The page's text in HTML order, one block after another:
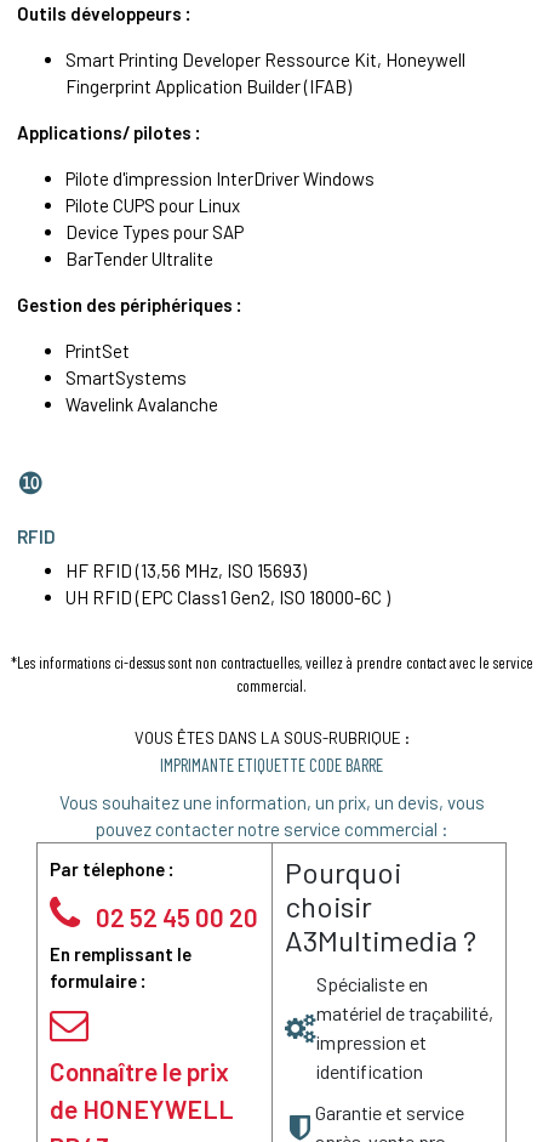
Outils développeurs :
Smart Printing Developer Ressource Kit, Honeywell
Fingerprint Application Builder (IFAB)
Applications/ pilotes :
Pilote d'impression InterDriver Windows
Pilote CUPS pour Linux
Device Types pour SAP
BarTender Ultralite
Gestion des périphériques :
PrintSet
SmartSystems
Wavelink Avalanche
❿
RFID
HF RFID (13,56 MHz, ISO 15693)
UH RFID (EPC Class1 Gen2, ISO 18000-6C )
*Les informations ci-dessus sont non contractuelles, veillez à prendre contact avec le service
commercial.
VOUS ÊTES DANS LA SOUS-RUBRIQUE :
IMPRIMANTE ETIQUETTE CODE BARRE
Vous souhaitez une information, un prix, un devis, vous
pouvez contacter notre service commercial :
Par télephone :
02 52 45 00 20
En remplissant le
formulaire :
Connaître le prix
de HONEYWELL
Pourquoi
choisir
A3Multimedia ?
Spécialiste en
matériel de traçabilité,
impression et
identification
Garantie et service